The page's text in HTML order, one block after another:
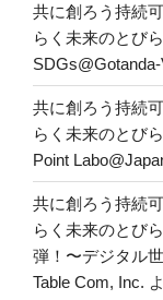
共に創ろう持続
らく未来のとび
共に創ろう持続
らく未来のとび
Point
共に創ろう持続
らく未来のとび
弾！〜デジタル
Table Com, Inc.